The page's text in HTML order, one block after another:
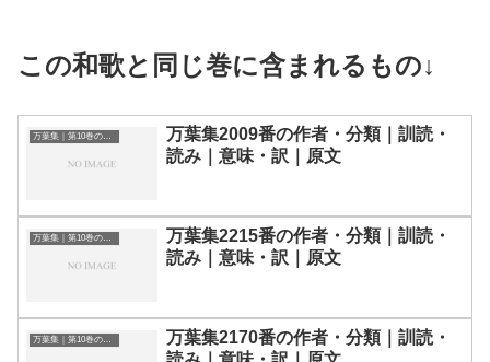
この和歌と同じ巻に含まれるもの↓
万葉集｜第10巻の和歌一覧
万葉集2009番の作者・分類｜訓読・
読み｜意味・訳｜原文
万葉集｜第10巻の和歌一覧
万葉集2215番の作者・分類｜訓読・
読み｜意味・訳｜原文
万葉集｜第10巻の和歌一覧
万葉集2170番の作者・分類｜訓読・